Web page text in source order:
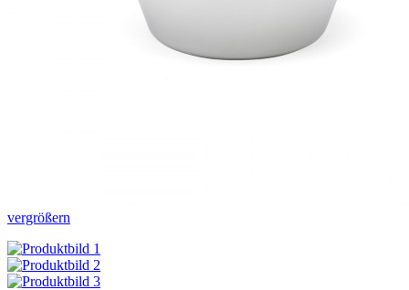
vergrößern